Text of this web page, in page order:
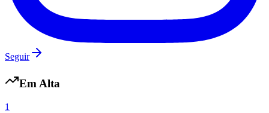
Seguir
Em Alta
1